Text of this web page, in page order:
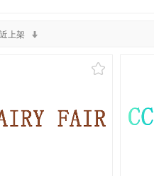
上架